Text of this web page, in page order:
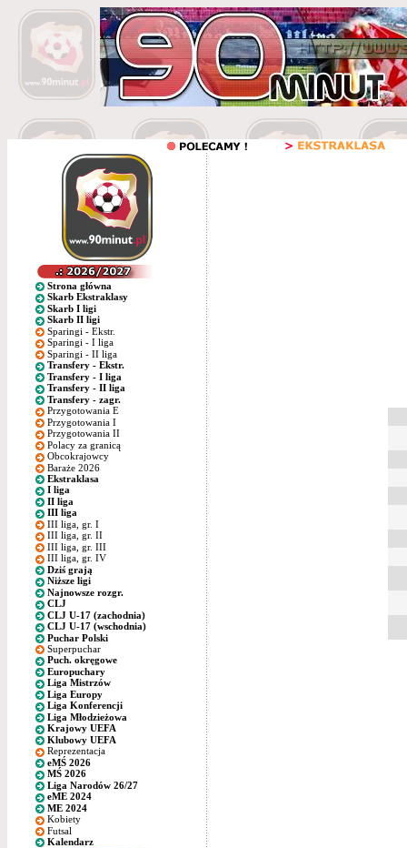
Strona główna
Skarb Ekstraklasy
Skarb I ligi
Skarb II ligi
Sparingi - Ekstr.
Sparingi - I liga
Sparingi - II liga
Transfery - Ekstr.
Transfery - I liga
Transfery - II liga
Transfery - zagr.
Przygotowania E
Przygotowania I
Przygotowania II
Polacy za granicą
Obcokrajowcy
Baraże 2026
Ekstraklasa
I liga
II liga
III liga
III liga, gr. I
III liga, gr. II
III liga, gr. III
III liga, gr. IV
Dziś grają
Niższe ligi
Najnowsze rozgr.
CLJ
CLJ U-17 (zachodnia)
CLJ U-17 (wschodnia)
Puchar Polski
Superpuchar
Puch. okręgowe
Europuchary
Liga Mistrzów
Liga Europy
Liga Konferencji
Liga Młodzieżowa
Krajowy UEFA
Klubowy UEFA
Reprezentacja
eMŚ 2026
MŚ 2026
Liga Narodów 26/27
eME 2024
ME 2024
Kobiety
Futsal
Kalendarz